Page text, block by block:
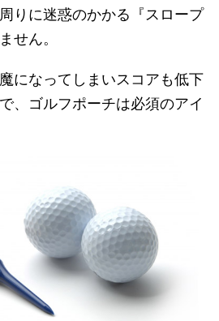
りに迷惑のかかる『スロープ
せん。
になってしまいスコアも低下
、ゴルフポーチは必須のアイ